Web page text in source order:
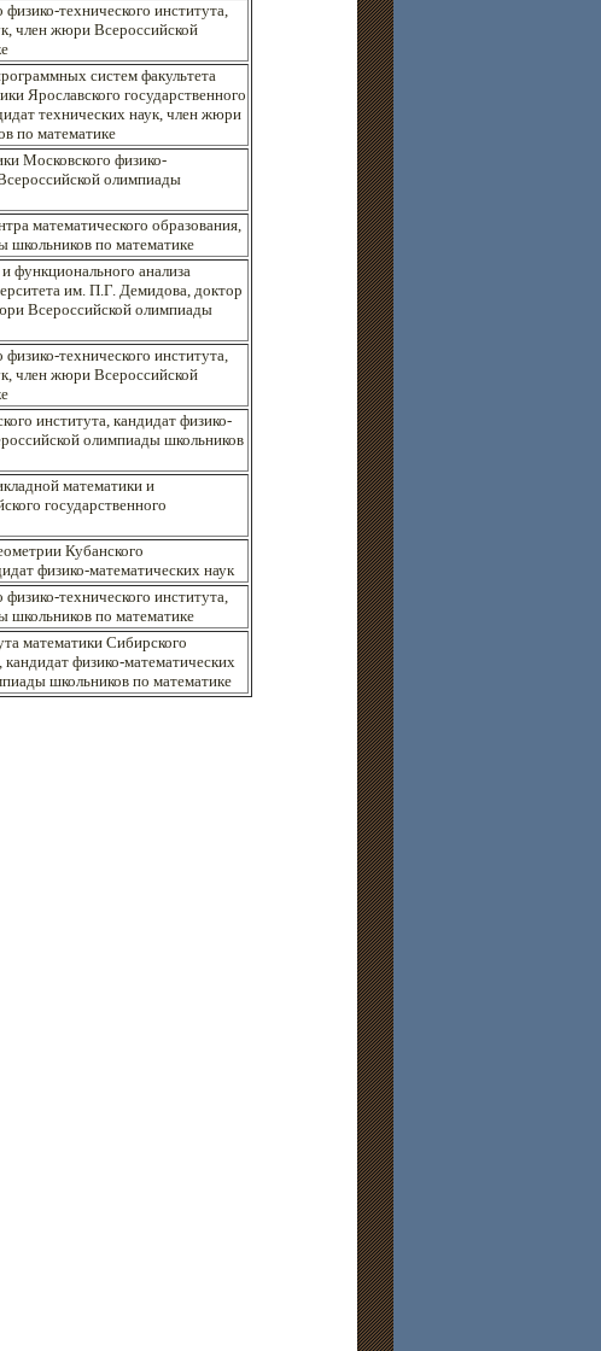
технического института,
член жюри Всероссийской
систем факультета
Ярославского государственного
технических наук, член жюри
по математике
Московского физико-
олимпиады
математического образования,
по математике
функционального анализа
им. П.Г. Демидова, доктор
Всероссийской олимпиады
технического института,
член жюри Всероссийской
института, кандидат физико-
олимпиады школьников
математики и
государственного
Кубанского
физико-математических наук
технического института,
по математике
математики Сибирского
физико-математических
школьников по математике